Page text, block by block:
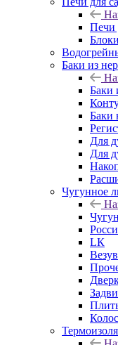
Печи
Баки из
Баки
Баки
Для
Для
Чугунное
LК